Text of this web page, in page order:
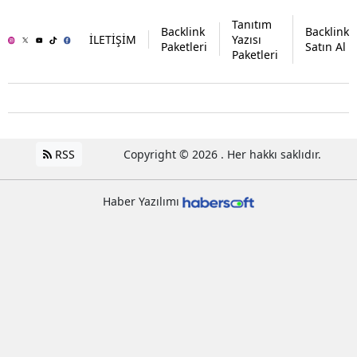
İLETİŞİM
Backlink
Paketleri
Tanıtım
Yazısı
Paketleri
Backlink
Satın Al
RSS Copyright © 2026 . Her hakkı saklıdır.
Haber Yazılımı